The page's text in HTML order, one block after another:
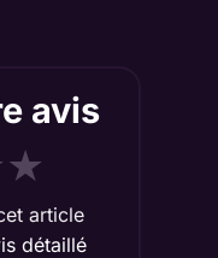
avis
★
article
détaillé